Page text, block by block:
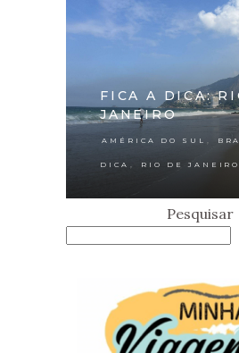
FICA A DICA:
JANEIRO
AMÉRICA DO SUL
DICA RIO DE JANEIRO
Pesquisar